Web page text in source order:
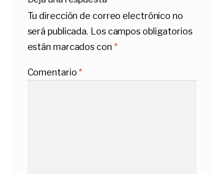
Tu dirección de correo electrónico no
será publicada. Los campos obligatorios
están marcados con *
Comentario*